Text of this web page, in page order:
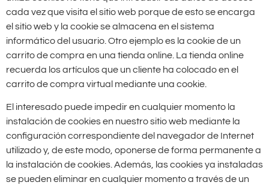
cada vez que visita el sitio web porque de esto se encarga
el sitio web y la cookie se almacena en el sistema
informático del usuario. Otro ejemplo es la cookie de un
carrito de compra en una tienda online. La tienda online
recuerda los artículos que un cliente ha colocado en el
carrito de compra virtual mediante una cookie.
El interesado puede impedir en cualquier momento la
instalación de cookies en nuestro sitio web mediante la
configuración correspondiente del navegador de Internet
utilizado y, de este modo, oponerse de forma permanente a
la instalación de cookies. Además, las cookies ya instaladas
se pueden eliminar en cualquier momento a través de un